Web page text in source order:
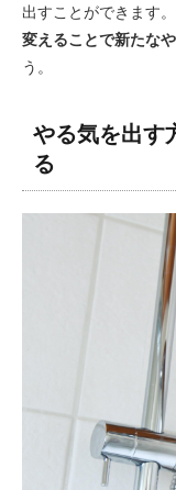
出すことができます。
変えることで新たな
う。
やる気を出す
る